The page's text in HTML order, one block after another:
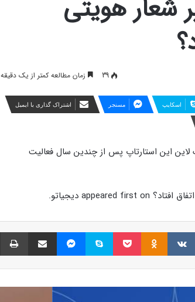
شعار هویتی
39 زمان مطالعه کمتر از یک دقیقه
اسکایپ مسنجر اشتراک گذاری با ایمیل
لاین این استارتاپ پس از چندین سال فعالیت
VKontakte
Odnoklassniki پاکت اسکایپ مسنجر اشتراک گذاری با ایمیل